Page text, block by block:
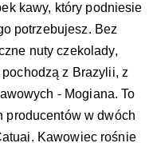
kawy, który podniesie
potrzebujesz. Bez
nuty czekolady,
z Brazylii, z
- Mogiana. To
producentów w dwóch
Kawowiec rośnie